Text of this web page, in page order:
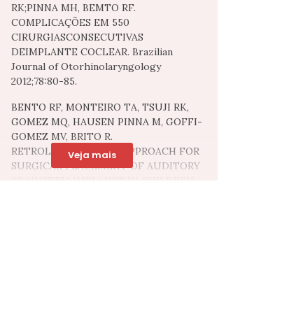
RK;PINNA MH, BEMTO RF.
COMPLICAÇÕES EM 550
CIRURGIASCONSECUTIVAS
DEIMPLANTE COCLEAR. Brazilian
Journal of Otorhinolaryngology
2012;78:80-85.
BENTO RF, MONTEIRO TA, TSUJI RK,
GOMEZ MQ, HAUSEN PINNA M, GOFFI-
GOMEZ MV, BRITO R.
RETROLABYRINTHINE APPROACH FOR
SURGICAL PLACEMENT OF AUDITORY
BRAINSTEM IMPLANTS IN CHILDREN.
Veja mais